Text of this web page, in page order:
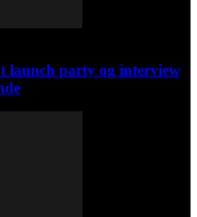
launch party og interview